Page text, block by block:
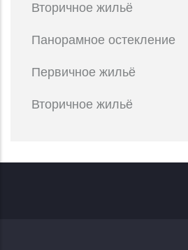
Вторичное жильё
Панорамное остекление
Первичное жильё
Вторичное жильё